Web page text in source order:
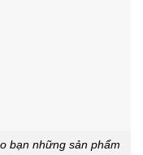
bạn những sản phẩm